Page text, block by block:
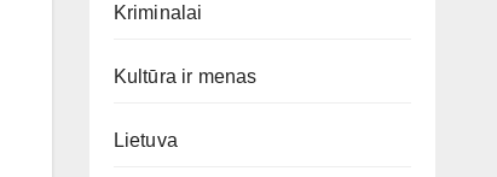
Kriminalai
Kultūra ir menas
Lietuva